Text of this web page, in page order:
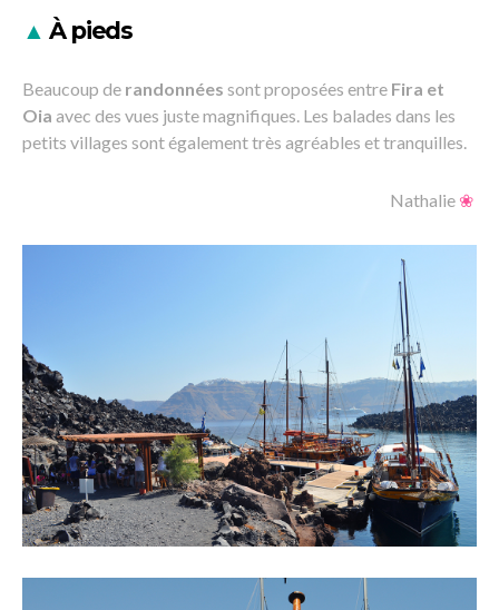
▲À pieds
Beaucoup de randonnées sont proposées entre Fira et
Oia avec des vues juste magnifiques. Les balades dans les
petits villages sont également très agréables et tranquilles.
Nathalie ❀